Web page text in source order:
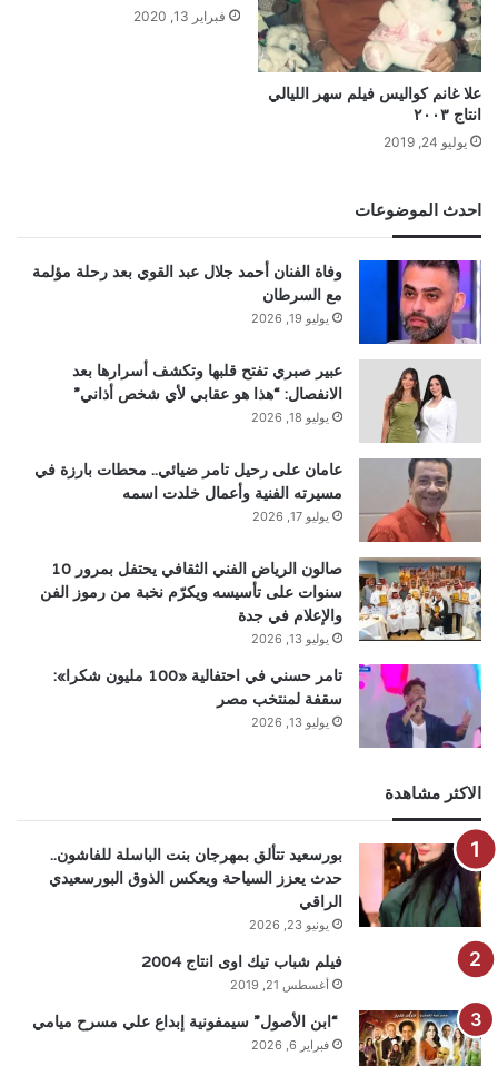
علا غانم كواليس فيلم سهر الليالي
انتاج ٢٠٠٣
يوليو 24, 2019
فبراير 13, 2020
احدث الموضوعات
وفاة الفنان أحمد جلال عبد القوي بعد رحلة مؤلمة
مع السرطان
يوليو 19, 2026
عبير صبري تفتح قلبها وتكشف أسرارها بعد
الانفصال: “هذا هو عقابي لأي شخص أذاني”
يوليو 18, 2026
عامان على رحيل تامر ضيائي.. محطات بارزة في
مسيرته الفنية وأعمال خلدت اسمه
يوليو 17, 2026
صالون الرياض الفني الثقافي يحتفل بمرور 10
سنوات على تأسيسه ويكرّم نخبة من رموز الفن
والإعلام في جدة
يوليو 13, 2026
تامر حسني في احتفالية «100 مليون شكرا»:
سقفة لمنتخب مصر
يوليو 13, 2026
الاكثر مشاهدة
بورسعيد تتألق بمهرجان بنت الباسلة للفاشون..
حدث يعزز السياحة ويعكس الذوق البورسعيدي
الراقي
يونيو 23, 2026
فيلم شباب تيك اوى انتاج 2004
أغسطس 21, 2019
“ابن الأصول” سيمفونية إبداع علي مسرح ميامي
فبراير 6, 2026